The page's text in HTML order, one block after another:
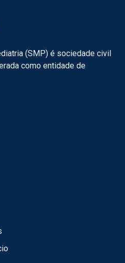
(SMP) é sociedade civil
como entidade de